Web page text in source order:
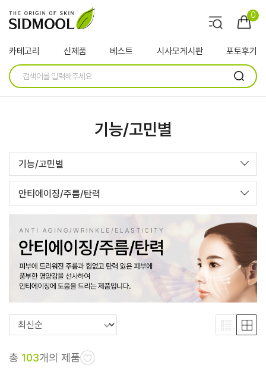
0
카테고리 신제품 베스트 시사모게시판 포토후기
기능/고민별
기능/고민별
안티에이징/주름/탄력
총 103개의 제품